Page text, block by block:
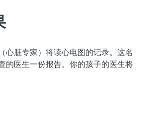
心脏专家）将读心电图的记录。这名
的医生一份报告。你的孩子的医生将